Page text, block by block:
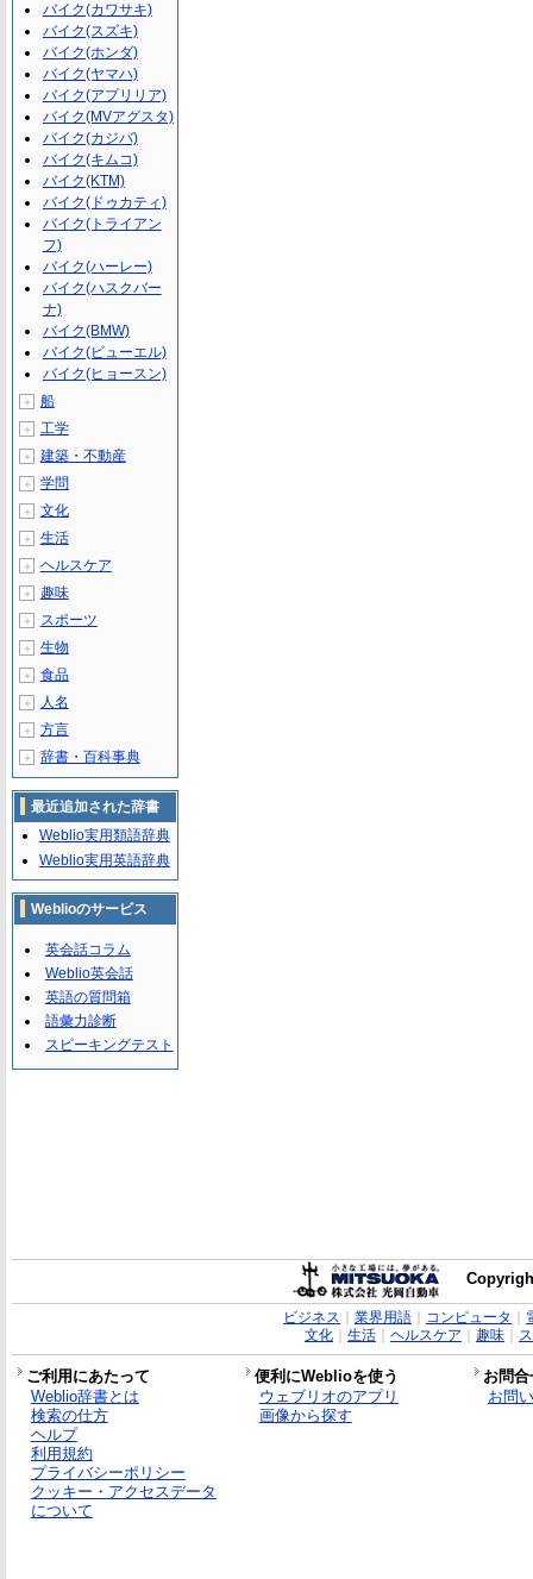
バイク(カワサキ)
バイク(スズキ)
バイク(ホンダ)
バイク(ヤマハ)
バイク(アプリリア)
バイク(MVアグスタ)
バイク(カジバ)
バイク(キムコ)
バイク(KTM)
バイク(ドゥカティ)
バイク(トライアン
フ)
バイク(ハーレー)
バイク(ハスクバー
ナ)
バイク(BMW)
バイク(ビューエル)
バイク(ヒョースン)
＋ 船
＋ 工学
＋ 建築・不動産
＋ 学問
＋ 文化
＋ 生活
＋ ヘルスケア
＋ 趣味
＋ スポーツ
＋ 生物
＋ 食品
＋ 人名
＋ 方言
＋ 辞書・百科事典
最近追加された辞書
Weblio実用類語辞典
Weblio実用英語辞典
Weblioのサービス
英会話コラム
Weblio英会話
英語の質問箱
語彙力診断
スピーキングテスト
ビジネス 業界用語｜ コンピュータ
文化｜ 生活｜ ヘルスケア 趣味｜
ご利用にあたって 便利にWeblioを使う
お問
Weblio辞書とは
検索の仕方
ヘルプ
利用規約
プライバシーポリシー
クッキー・アクセスデータ
について
ウェブリオのアプリ
画像から探す
お問